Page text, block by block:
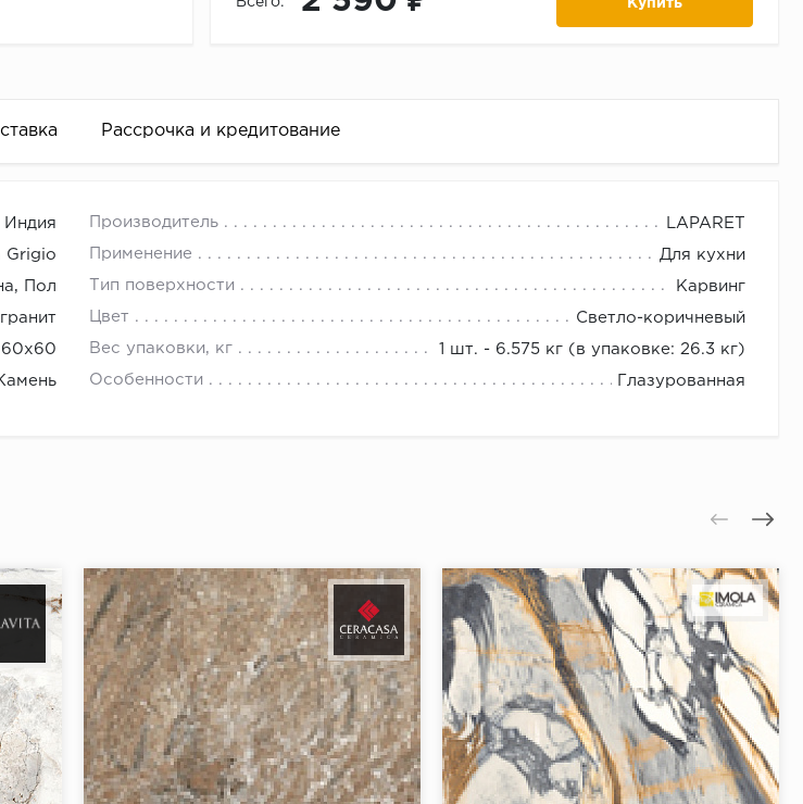
Купить
Рассрочка и кредитование
Индия Производитель LAPARET
Grigio Применение Для кухни
Пол Тип поверхности Карвинг
Цвет Светло-коричневый
60х60 Вес упаковки, кг 1 шт. - 6.575 кг (в упаковке: 26.3 кг)
Особенности Глазурованная
от 3 до 10 месяцев